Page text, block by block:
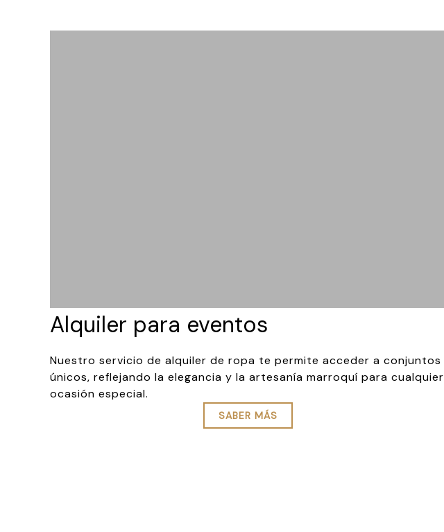
Alquiler para eventos
Nuestro servicio de alquiler de ropa te permite acceder a conjuntos
únicos, reflejando la elegancia y la artesanía marroquí para cualquier
ocasión especial.
SABER MÁS